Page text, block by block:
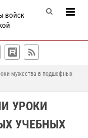
войск
мужества в подшефных
УРОКИ
УЧЕБНЫХ